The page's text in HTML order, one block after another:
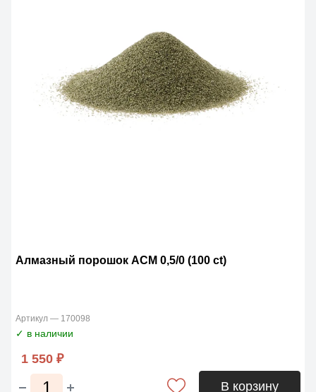
Алмазный порошок АСМ 0,5/0 (100 ct)
Артикул — 170098
✓ в наличии
1 550 ₽
В корзину